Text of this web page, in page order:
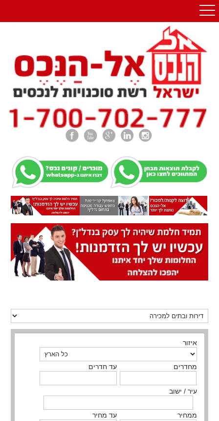
איזור
מחדרים עד חדרים
עיר / ישוב
ממחיר עד מחיר